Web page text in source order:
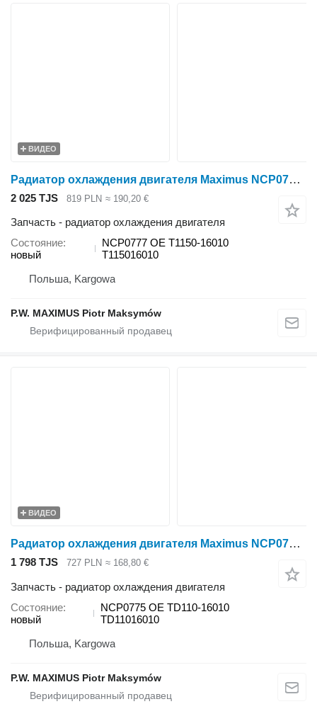
ВИДЕО
Радиатор охлаждения двигателя Maximus NCP0777 для минитрактора Kubota L3830 , L4330 , L4630
2 025 TJS 819 PLN ≈ 190,20 €
Запчасть - радиатор охлаждения двигателя
Состояние
новый
NCP0777 OE T1150-16010
T115016010
Польша, Kargowa
P.W. MAXIMUS Piotr Maksymów
ВИДЕО
Радиатор охлаждения двигателя Maximus NCP0775 для минитрактора Kubota L3240
1 798 TJS 727 PLN ≈ 168,80 €
Запчасть - радиатор охлаждения двигателя
Состояние
новый
NCP0775 OE TD110-16010
TD11016010
Польша, Kargowa
P.W. MAXIMUS Piotr Maksymów